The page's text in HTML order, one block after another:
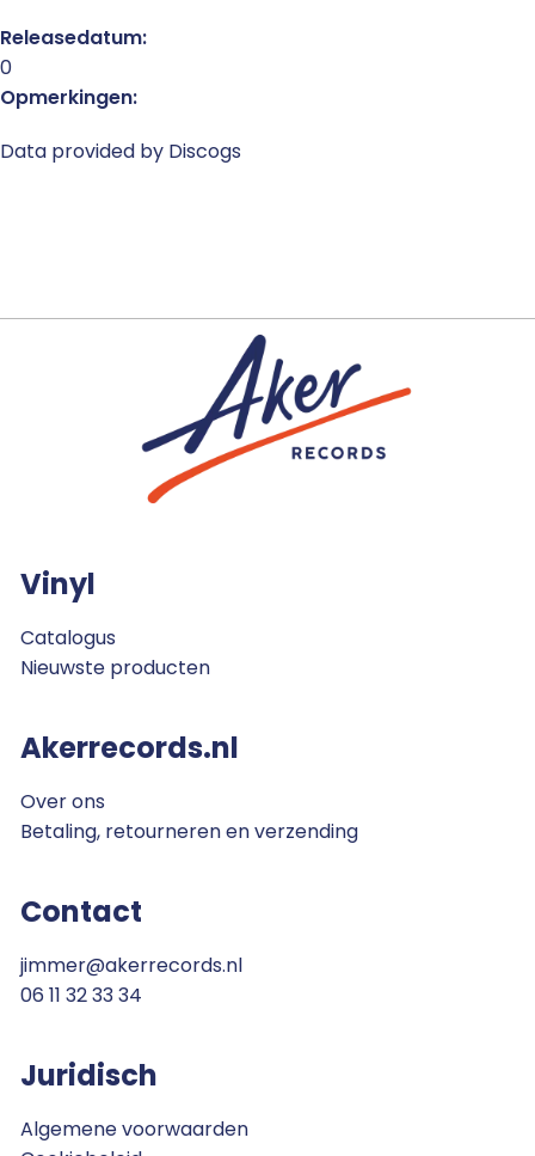
Releasedatum:
0
Opmerkingen:
Data provided by Discogs
Vinyl
Catalogus
Nieuwste producten
Akerrecords.nl
Over ons
Betaling, retourneren en verzending
Contact
jimmer@akerrecords.nl
06 11 32 33 34
Juridisch
Algemene voorwaarden